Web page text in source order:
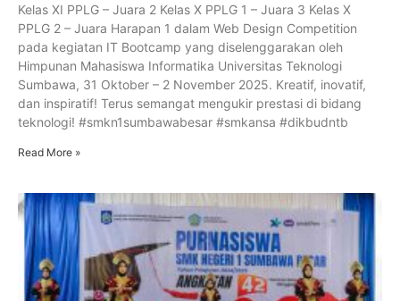
Kelas XI PPLG – Juara 2 Kelas X PPLG 1 – Juara 3 Kelas X
PPLG 2 – Juara Harapan 1 dalam Web Design Competition
pada kegiatan IT Bootcamp yang diselenggarakan oleh
Himpunan Mahasiswa Informatika Universitas Teknologi
Sumbawa, 31 Oktober – 2 November 2025. Kreatif, inovatif,
dan inspiratif! Terus semangat mengukir prestasi di bidang
teknologi! #smkn1sumbawabesar #smkansa #dikbudntb
Read More »